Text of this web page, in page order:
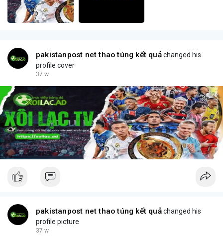
pakistanpost net thao túng kết quảchanged his
profile cover
37 w
pakistanpost net thao túng kết quảchanged his
profile picture
37 w